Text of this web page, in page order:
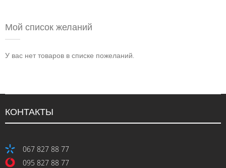
Мой список желаний
У вас нет товаров в списке пожеланий.
КОНТАКТЫ
067 827 88 77
095 827 88 77